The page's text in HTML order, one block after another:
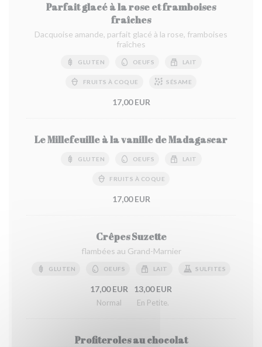
Parfait glacé à la rose et framboises
fraîches
Dacquoise amande, parfait glacé à la rose, framboises
fraîches
GLUTEN OEUFS LAIT
FRUITS À COQUE SÉSAME
17,00 EUR
Le Millefeuille à la vanille de Madagascar
GLUTEN OEUFS LAIT
FRUITS À COQUE
17,00 EUR
Crêpes Suzette
flambées au Grand-Marnier
GLUTEN OEUFS LAIT SULFITES
17,00 EUR
Normal
13,00 EUR
En Petite.
Profiteroles au chocolat